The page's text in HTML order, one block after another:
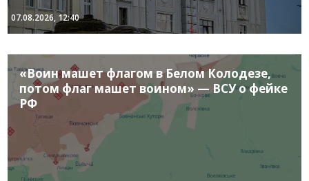
07.08.2026, 12:40
«Воин машет флагом в Белом Колодезе,
потом флаг машет воином» — ВСУ о фейке
РФ